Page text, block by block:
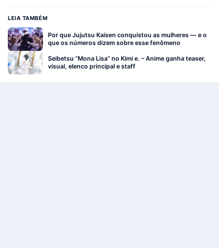
LEIA TAMBÉM
Por que Jujutsu Kaisen conquistou as mulheres — e o
que os números dizem sobre esse fenômeno
Seibetsu “Mona Lisa” no Kimi e. – Anime ganha teaser,
visual, elenco principal e staff